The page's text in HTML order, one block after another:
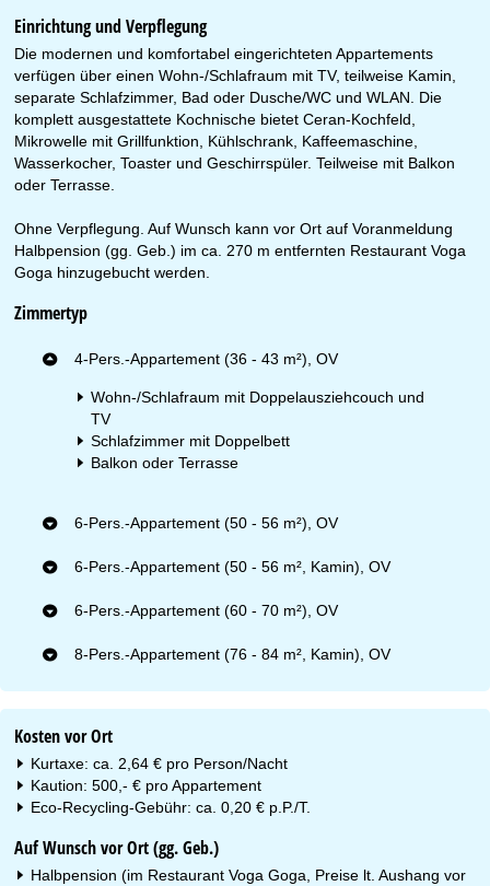
Einrichtung und Verpflegung
Die modernen und komfortabel eingerichteten Appartements
verfügen über einen Wohn-/Schlafraum mit TV, teilweise Kamin,
separate Schlafzimmer, Bad oder Dusche/WC und WLAN. Die
komplett ausgestattete Kochnische bietet Ceran-Kochfeld,
Mikrowelle mit Grillfunktion, Kühlschrank, Kaffeemaschine,
Wasserkocher, Toaster und Geschirrspüler. Teilweise mit Balkon
oder Terrasse.
Ohne Verpflegung. Auf Wunsch kann vor Ort auf Voranmeldung
Halbpension (gg. Geb.) im ca. 270 m entfernten Restaurant Voga
Goga hinzugebucht werden.
Zimmertyp
4-Pers.-Appartement (36 - 43 m²), OV
Wohn-/Schlafraum mit Doppelausziehcouch und
TV
Schlafzimmer mit Doppelbett
Balkon oder Terrasse
6-Pers.-Appartement (50 - 56 m²), OV
6-Pers.-Appartement (50 - 56 m², Kamin), OV
6-Pers.-Appartement (60 - 70 m²), OV
8-Pers.-Appartement (76 - 84 m², Kamin), OV
Kosten vor Ort
Kurtaxe: ca. 2,64 € pro Person/Nacht
Kaution: 500,- € pro Appartement
Eco-Recycling-Gebühr: ca. 0,20 € p.P./T.
Auf Wunsch vor Ort (gg. Geb.)
Halbpension (im Restaurant Voga Goga, Preise lt. Aushang vor